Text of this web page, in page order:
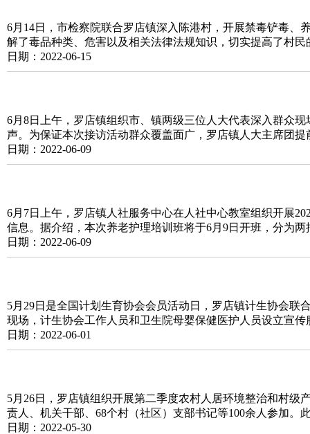
6月14日，市检察院联合罗店镇深入陈港村，开展禁毒铲毒
解了毒品种类、危害以及相关法律法规知识，切实提高了村
日期：2022-06-15
6月8日上午，罗店镇组织市、镇两级三位人大代表深入群众
声。为保证本次接访活动群众覆盖面广，罗店镇人大主席团
日期：2022-06-09
6月7日上午，罗店镇人社服务中心在人社中心教室组织开展
信息。据介绍，本次养老护理培训班将于6月9日开班，分为
日期：2022-06-09
5月29日是全国计划生育协会会员活动日，罗店镇计生协会联
现场，计生协会工作人员和卫生院母婴保健医护人员设立宣
日期：2022-06-01
5月26日，罗店镇组织开展第二季度农村人居环境整治和村
责人、机关干部、68个村（社区）支部书记等100余人参加。
日期：2022-05-30